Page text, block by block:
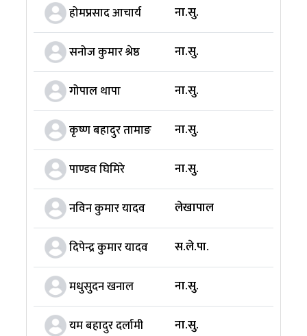
होमप्रसाद आचार्य ना.सु.
सनोज कुमार श्रेष्ठ ना.सु.
गोपाल थापा ना.सु.
कृष्ण बहादुर तामाङ ना.सु.
पाण्डव घिमिरे ना.सु.
नविन कुमार यादव लेखापाल
दिपेन्द्र कुमार यादव स.ले.पा.
मधुसुदन खनाल ना.सु.
यम बहादुर दर्लामी ना.सु.